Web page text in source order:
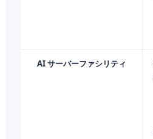
AI サーバーファシリティ